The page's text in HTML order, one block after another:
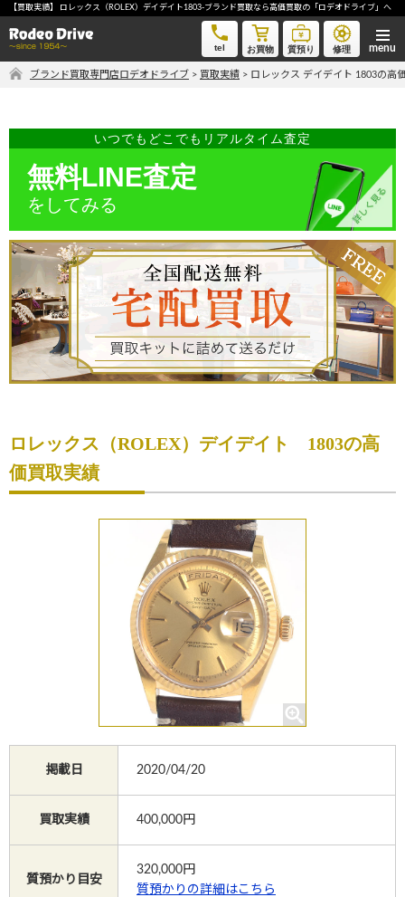
【買取実績】 ロレックス（ROLEX）デイデイト1803-ブランド買取なら高価買取の「ロデオドライブ」へ
tel お買物 質預り 修理
ロレックス デイデイト 1803-ブランド買取なら高価買取の「ロデオドライブ」へ
無料LINE査定
ご自宅にいながら品物を売りたい方へ
宅配買取申込
手間なく安全に売りたい方へ
出張買取申込
買取サービスのご案内
買取ブランド
お買物
質預かり
ブランド買取専門店ロデオドライブ > 買取実績 > ロレックス デイデイト 1803の高
いつでもどこでもリアルタイム査定
無料LINE査定
をしてみる
ロレックス（ROLEX）デイデイト 1803の高
価買取実績
掲載日 2020/04/20
買取実績 400,000円
質預かり目安
320,000円
質預かりの詳細はこちら